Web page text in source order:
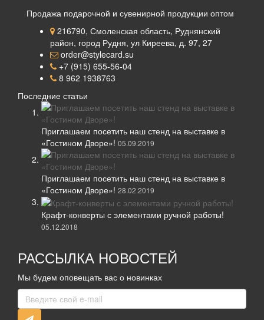
Продажа подарочной и сувенирной продукции оптом
216790, Смоленская область, Руднянский
район, город Рудня, ул Киреева, д. 97, 27
order@stylecard.su
+7 (915) 655-56-04
8 962 1938763
Последние статьи
Приглашаем посетить наш стенд на выставке в
«Гостином Дворе»! 05.09.2019
Приглашаем посетить наш стенд на выставке в
«Гостином Дворе»! 28.02.2019
Крафт-конверты с элементами ручной работы!
05.12.2018
РАССЫЛКА НОВОСТЕЙ
Мы будем оповещать вас о новинках